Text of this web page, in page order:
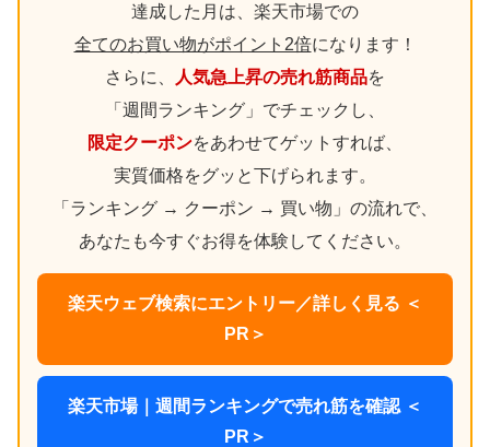
達成した月は、楽天市場での
全てのお買い物がポイント2倍になります！
さらに、
人気急上昇の売れ筋商品を
「週間ランキング」でチェックし、
限定クーポンをあわせてゲットすれば、
実質価格をグッと下げられます。
「ランキング → クーポン → 買い物」の流れで、
あなたも今すぐお得を体験してください。
楽天ウェブ検索にエントリー／詳しく見る ＜
PR＞
楽天市場｜週間ランキングで売れ筋を確認 ＜
PR＞